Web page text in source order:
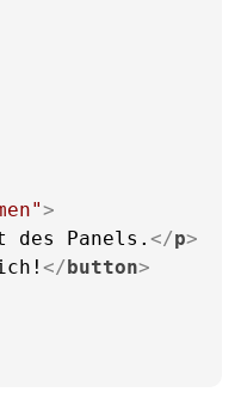
>
Panels. </p>
</button>